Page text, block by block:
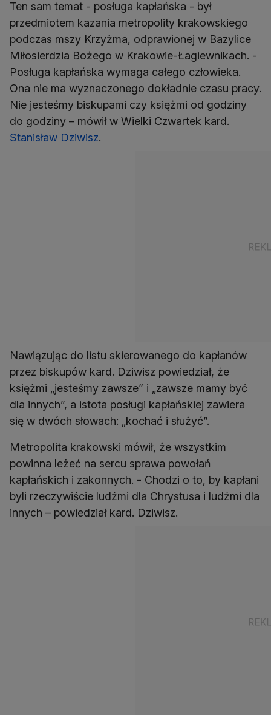
Ten sam temat - posługa kapłańska - był
przedmiotem kazania metropolity krakowskiego
podczas mszy Krzyżma, odprawionej w Bazylice
Miłosierdzia Bożego w Krakowie-Łagiewnikach. -
Posługa kapłańska wymaga całego człowieka.
Ona nie ma wyznaczonego dokładnie czasu pracy.
Nie jesteśmy biskupami czy księżmi od godziny
do godziny – mówił w Wielki Czwartek kard.
Stanisław Dziwisz.
Nawiązując do listu skierowanego do kapłanów
przez biskupów kard. Dziwisz powiedział, że
księżmi „jesteśmy zawsze” i „zawsze mamy być
dla innych”, a istota posługi kapłańskiej zawiera
się w dwóch słowach: „kochać i służyć”.
Metropolita krakowski mówił, że wszystkim
powinna leżeć na sercu sprawa powołań
kapłańskich i zakonnych. - Chodzi o to, by kapłani
byli rzeczywiście ludźmi dla Chrystusa i ludźmi dla
innych – powiedział kard. Dziwisz.